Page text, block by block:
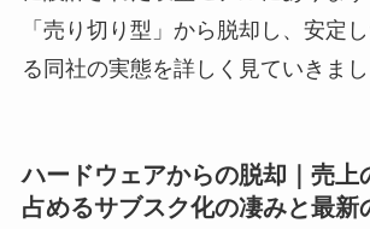
「売り切り型」から脱却し、安定
る同社の実態を詳しく見ていきまし
ハードウェアからの脱却｜売上
占めるサブスク化の凄みと最新